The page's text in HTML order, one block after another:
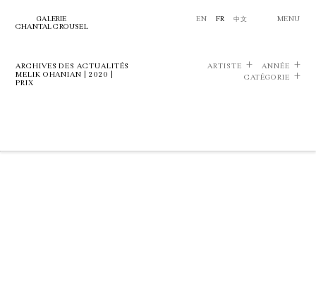
GALERIE
CHANTAL CROUSEL
EN FR 中文 MENU
ARCHIVES DES ACTUALITÉS
MELIK OHANIAN | 2020 |
PRIX
ARTISTE
ANNÉE
CATÉGORIE